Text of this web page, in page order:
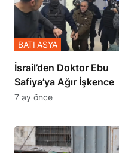
İsrail’den Doktor Ebu
Safiya’ya Ağır İşkence
BATI ASYA
7 ay önce